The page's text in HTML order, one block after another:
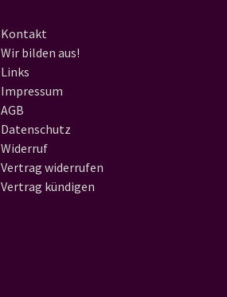
Kontakt
Wir bilden aus!
Links
Impressum
AGB
Datenschutz
Widerruf
Vertrag widerrufen
Vertrag kündigen